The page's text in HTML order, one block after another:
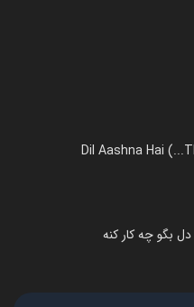
دل بگو چه کار کنه
Dil Aashna Hai